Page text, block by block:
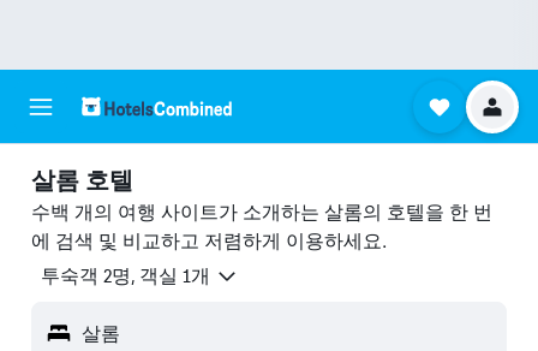
살롬 호텔
수백 개의 여행 사이트가 소개하는 살롬의 호텔을 한 번
에 검색 및 비교하고 저렴하게 이용하세요.
​투숙객 2​명, ​객실 1개
살롬